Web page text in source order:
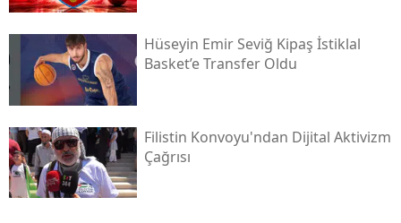
Hüseyin Emir Seviğ Kipaş İstiklal
Basket’e Transfer Oldu
Filistin Konvoyu'ndan Dijital Aktivizm
Çağrısı